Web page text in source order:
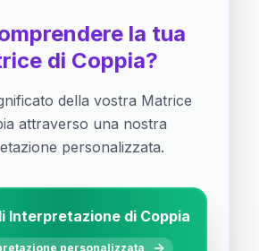
la tua
di Coppia?
della vostra Matrice
attraverso una nostra
personalizzata.
Interpretazione di Coppia
personalizzata